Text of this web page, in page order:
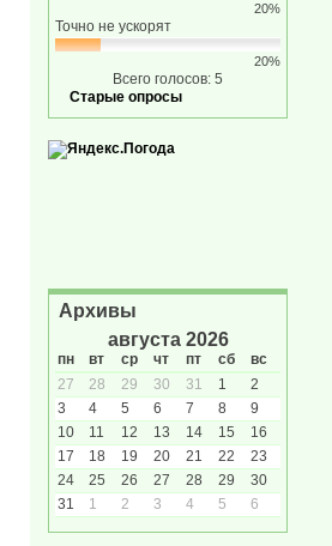
20%
Точно не ускорят
20%
Всего голосов: 5
Старые опросы
Архивы
августа 2026
пн вт ср чт пт сб
вс
27
28 29 30 31 1
2
3
4 5 6 7 8
9
10
11 12 13 14 15
16
17
18 19 20 21 22
23
24
25 26 27 28 29
30
31
1 2 3 4 5 6